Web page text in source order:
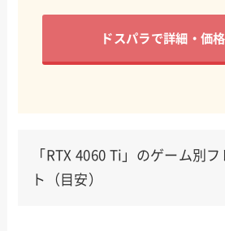
ドスパラで詳細・価
「RTX 4060 Ti」のゲーム別
ト（目安）